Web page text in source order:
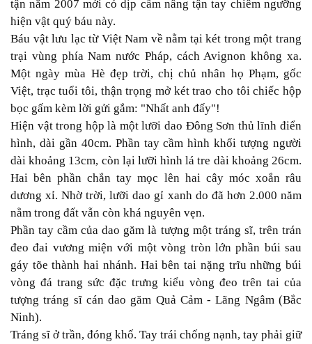
tận năm 2007 mới có dịp cầm nâng tận tay chiêm ngưỡng
hiện vật quý báu này.
Báu vật lưu lạc từ Việt Nam về nằm tại két trong một trang
trại vùng phía Nam nước Pháp, cách Avignon không xa.
Một ngày mùa Hè đẹp trời, chị chủ nhân họ Phạm, gốc
Việt, trạc tuổi tôi, thận trọng mở két trao cho tôi chiếc hộp
bọc gấm kèm lời gửi gắm: "Nhất anh đấy"!
Hiện vật trong hộp là một lưỡi dao Đông Sơn thủ lĩnh điển
hình, dài gần 40cm. Phần tay cầm hình khối tượng người
dài khoảng 13cm, còn lại lưỡi hình lá tre dài khoảng 26cm.
Hai bên phần chắn tay mọc lên hai cây móc xoắn râu
dương xỉ. Nhờ trời, lưỡi dao gỉ xanh do đã hơn 2.000 năm
nằm trong đất vẫn còn khá nguyên vẹn.
Phần tay cầm của dao găm là tượng một tráng sĩ, trên trán
đeo đai vương miện với một vòng tròn lớn phần búi sau
gáy tõe thành hai nhánh. Hai bên tai nặng trĩu những búi
vòng đá trang sức đặc trưng kiểu vòng đeo trên tai của
tượng tráng sĩ cán dao găm Quả Cảm - Lãng Ngâm (Bắc
Ninh).
Tráng sĩ ở trần, đóng khố. Tay trái chống nạnh, tay phải giữ